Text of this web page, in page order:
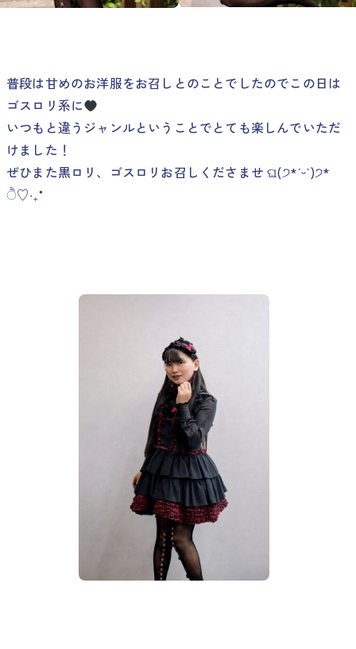
普段は甘めのお洋服をお召しとのことでしたのでこの日は
ゴスロリ系に
いつもと違うジャンルということでとても楽しんでいただ
けました！
ぜひまた黒ロリ、ゴスロリお召しくださませ ଘ(੭*ˊᵕˋ)੭*
ੈ♡‧₊˚